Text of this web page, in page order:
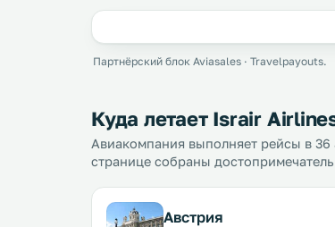
Партнёрский блок Aviasales · Travelpayouts.
Куда летает Israir
Авиакомпания выполняет рейсы в
странице собраны
Австрия